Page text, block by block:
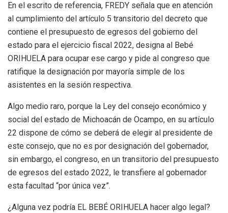
En el escrito de referencia, FREDY señala que en atención
al cumplimiento del artículo 5 transitorio del decreto que
contiene el presupuesto de egresos del gobierno del
estado para el ejercicio fiscal 2022, designa al Bebé
ORIHUELA para ocupar ese cargo y pide al congreso que
ratifique la designación por mayoría simple de los
asistentes en la sesión respectiva.
Algo medio raro, porque la Ley del consejo económico y
social del estado de Michoacán de Ocampo, en su artículo
22 dispone de cómo se deberá de elegir al presidente de
este consejo, que no es por designación del gobernador,
sin embargo, el congreso, en un transitorio del presupuesto
de egresos del estado 2022, le transfiere al gobernador
esta facultad “por única vez”.
¿Alguna vez podría EL BEBÉ ORIHUELA hacer algo legal?